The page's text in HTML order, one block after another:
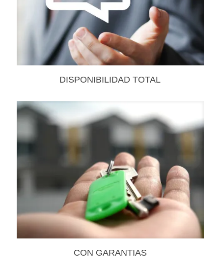
DISPONIBILIDAD TOTAL
CON GARANTIAS